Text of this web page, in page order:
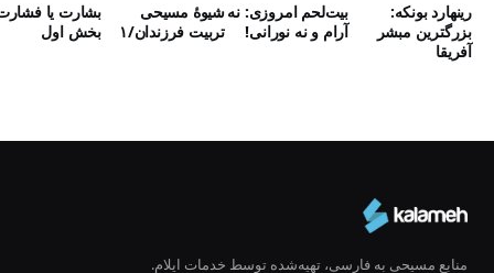
رینهارد بونکه:
بزرگترین مبشر
آفریقا
بیت‌لحم امروزی: نه
آرام و نه نورانی!
شیوۀ مسیحی
تربیت فرزندان/۱
بشارت یا
بخش اول
منابع مسیحی به فارسی، تهیه‌شده توسط خدمات ایلام.